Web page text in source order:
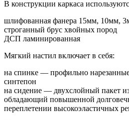
В конструкции каркаса
шлифованная фанера 15мм, 10мм,
строганный брус хвойных пород
ДСП ламинированная
Мягкий настил включает в себя:
на спинке — профильно
синтепон
на сидение — двухслойный пакет
обладающий повышенной
переплетении высокоэластичных